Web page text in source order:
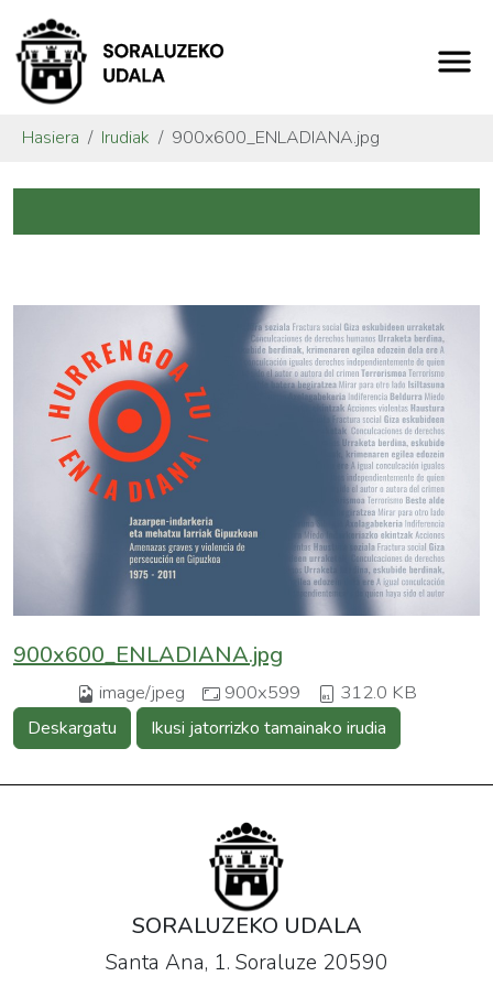
Hasiera Irudiak 900x600_ENLADIANA.jpg
900x600_ENLADIANA.jpg
image/jpeg 900x599 312.0 KB
Deskargatu Ikusi jatorrizko tamainako irudia
SORALUZEKO UDALA
Santa Ana, 1. Soraluze 20590